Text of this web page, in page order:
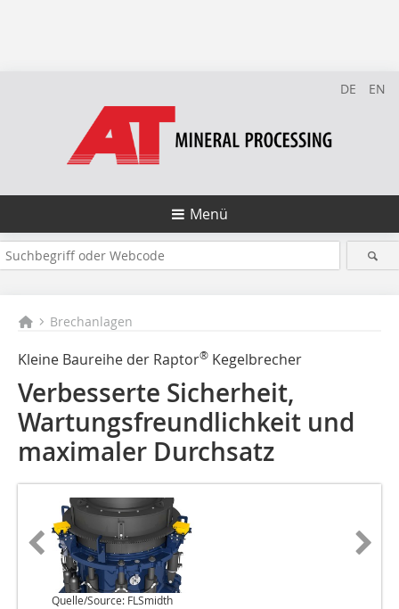
DE EN
Menü
Brechanlagen
Kleine Baureihe der Raptor® Kegelbrecher
Verbesserte Sicherheit,
Wartungsfreundlichkeit und
maximaler Durchsatz
Quelle/Source: FLSmidth